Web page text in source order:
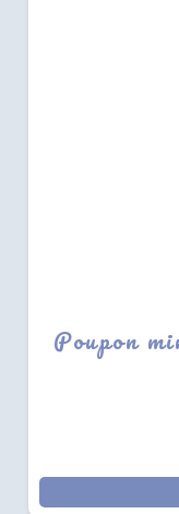
Poupon